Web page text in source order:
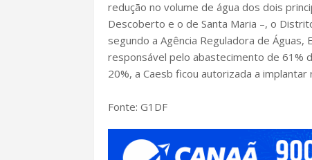
redução no volume de água dos dois
Descoberto e o de Santa Maria –, o
segundo a Agência Reguladora de
responsável pelo abastecimento de 61%
20%, a Caesb ficou autorizada a implantar
Fonte: G1DF